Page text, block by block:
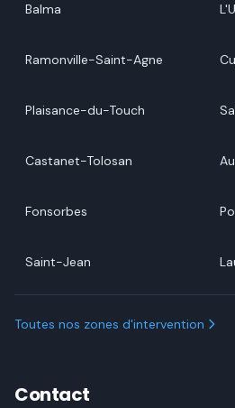
Balma
Ramonville-Saint-Agne
Plaisance-du-Touch
Castanet-Tolosan
Fonsorbes
Saint-Jean
Toutes nos zones d'intervention
Contact